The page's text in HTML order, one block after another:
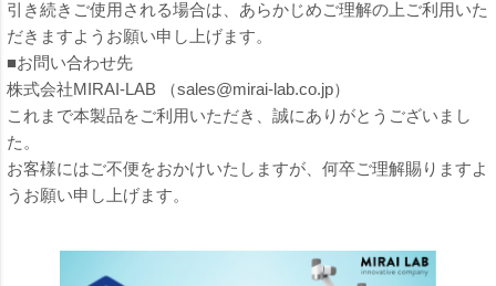
引き続きご使用される場合は、あらかじめご理解の上ご利用いた
だきますようお願い申し上げます。
■お問い合わせ先
株式会社MIRAI-LAB （sales@mirai-lab.co.jp）
これまで本製品をご利用いただき、誠にありがとうございまし
た。
お客様にはご不便をおかけいたしますが、何卒ご理解賜りますよ
うお願い申し上げます。